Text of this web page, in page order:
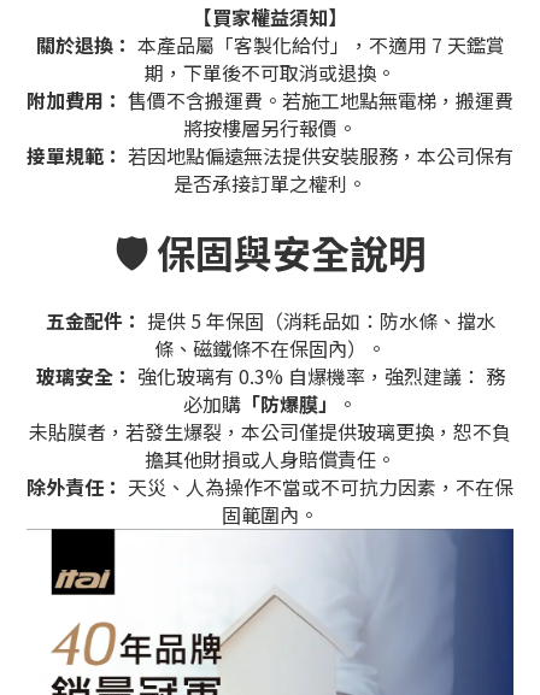
【買家權益須知】
關於退換： 本產品屬「客製化給付」，不適用 7 天鑑賞
期，下單後不可取消或退換。
附加費用： 售價不含搬運費。若施工地點無電梯，搬運費
將按樓層另行報價。
接單規範： 若因地點偏遠無法提供安裝服務，本公司保有
是否承接訂單之權利。
🛡️ 保固與安全說明
五金配件： 提供 5 年保固（消耗品如：防水條、擋水
條、磁鐵條不在保固內）。
玻璃安全： 強化玻璃有 0.3% 自爆機率，強烈建議： 務
必加購 「防爆膜」
。
未貼膜者，若發生爆裂，本公司僅提供玻璃更換，恕不負
擔其他財損或人身賠償責任。
除外責任： 天災、人為操作不當或不可抗力因素，不在保
固範圍內。